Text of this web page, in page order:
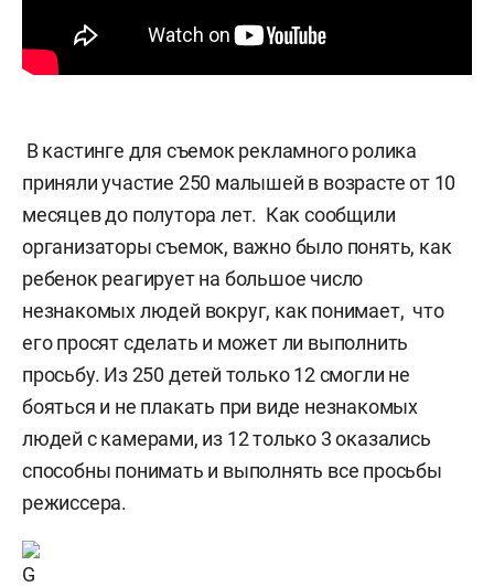
В кастинге для съемок рекламного ролика
приняли участие 250 малышей в возрасте от 10
месяцев до полутора лет. Как сообщили
организаторы съемок, важно было понять, как
ребенок реагирует на большое число
незнакомых людей вокруг, как понимает, что
его просят сделать и может ли выполнить
просьбу. Из 250 детей только 12 смогли не
бояться и не плакать при виде незнакомых
людей с камерами, из 12 только 3 оказались
способны понимать и выполнять все просьбы
режиссера.